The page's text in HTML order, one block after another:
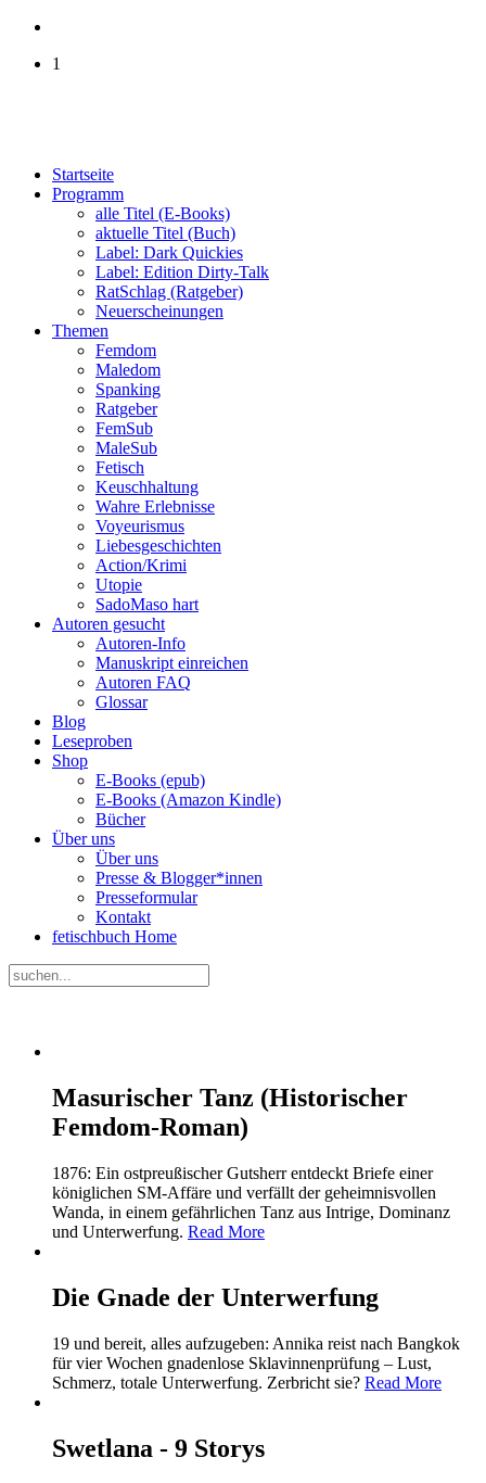
1
Startseite
Programm
alle Titel (E-Books)
aktuelle Titel (Buch)
Label: Dark Quickies
Label: Edition Dirty-Talk
RatSchlag (Ratgeber)
Neuerscheinungen
Themen
Femdom
Maledom
Spanking
Ratgeber
FemSub
MaleSub
Fetisch
Keuschhaltung
Wahre Erlebnisse
Voyeurismus
Liebesgeschichten
Action/Krimi
Utopie
SadoMaso hart
Autoren gesucht
Autoren-Info
Manuskript einreichen
Autoren FAQ
Glossar
Blog
Leseproben
Shop
E-Books (epub)
E-Books (Amazon Kindle)
Bücher
Über uns
Über uns
Presse & Blogger*innen
Presseformular
Kontakt
fetischbuch Home
Masurischer Tanz (Historischer
Femdom-Roman)
1876: Ein ostpreußischer Gutsherr entdeckt Briefe einer
königlichen SM-Affäre und verfällt der geheimnisvollen
Wanda, in einem gefährlichen Tanz aus Intrige, Dominanz
und Unterwerfung. Read More
Die Gnade der Unterwerfung
19 und bereit, alles aufzugeben: Annika reist nach Bangkok
für vier Wochen gnadenlose Sklavinnenprüfung – Lust,
Schmerz, totale Unterwerfung. Zerbricht sie? Read More
Swetlana - 9 Storys